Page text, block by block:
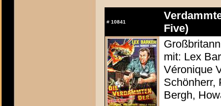
# 10841
Five)
mit: Lex
Véronique
Schönherr,
Bergh,